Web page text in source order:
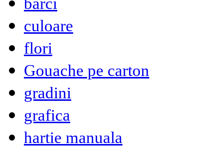
culoare
flori
Gouache pe carton
gradini
grafica
hartie manuala